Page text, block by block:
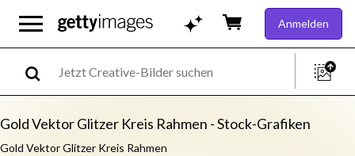
Anmelden
Gold Vektor Glitzer Kreis Rahmen - Stock-Grafiken
Gold Vektor Glitzer Kreis Rahmen